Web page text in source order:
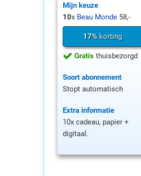
Mijn keuze
10x Beau Monde 58,-
17%korting
Gratis thuisbezorgd
Soort abonnement
Stopt automatisch
Extra informatie
10x cadeau, papier +
digitaal.